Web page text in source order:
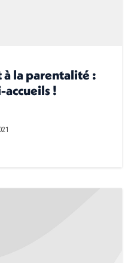
à la parentalité :
accueils !